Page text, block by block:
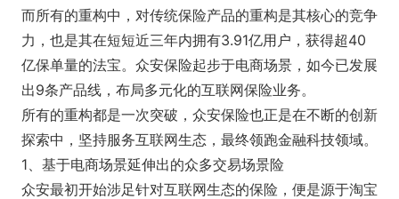
而所有的重构中，对传统保险产品的重构是其核心的竞争
力，也是其在短短近三年内拥有3.91亿用户，获得超40
亿保单量的法宝。众安保险起步于电商场景，如今已发展
出9条产品线，布局多元化的互联网保险业务。
所有的重构都是一次突破，众安保险也正是在不断的创新
探索中，坚持服务互联网生态，最终领跑金融科技领域。
1、基于电商场景延伸出的众多交易场景险
众安最初开始涉足针对互联网生态的保险，便是源于淘宝